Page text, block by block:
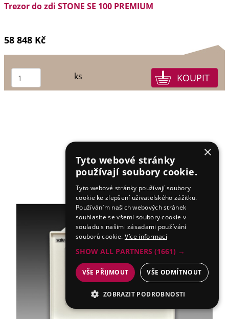
Trezor do zdi STONE SE 100 PREMIUM
58 848 Kč
ks
×
Tyto webové stránky
používají soubory cookie.
Tyto webové stránky používají soubory
cookie ke zlepšení uživatelského zážitku.
Používáním našich webových stránek
souhlasíte se všemi soubory cookie v
souladu s našimi zásadami používání
souborů cookie. Více informací
SHOW ALL PARTNERS (1661) →
VŠE PŘIJMOUT VŠE ODMÍTNOUT
ZOBRAZIT PODROBNOSTI
NEZBYTNÉ